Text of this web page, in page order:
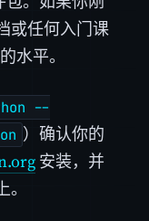
或任何入门课
水平。
--
）确认你的
安装，并